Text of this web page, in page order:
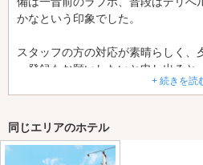
かなという印象でした。
スタッフの方の対応が素晴らしく、
ー登録もお願いしたいと申し出る
も効かせて頂いてリーズナブルな値
またコロナ禍から食事メニューを絞
をお願いしたら快諾して頂きました。
遠方利用でしたので大変助かりまし
+ 続きを読
同じエリアのホテル